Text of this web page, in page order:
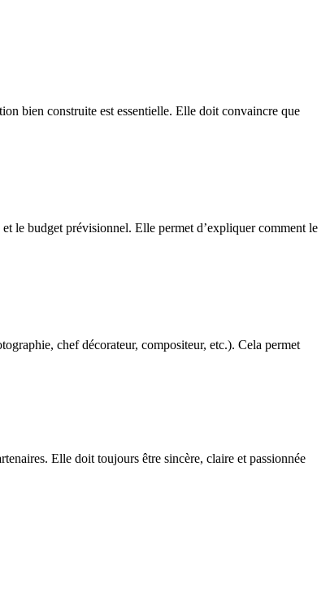
bien construite est essentielle. Elle doit convaincre que
le budget prévisionnel. Elle permet d’expliquer comment le
chef décorateur, compositeur, etc.). Cela permet
Elle doit toujours être sincère, claire et passionnée